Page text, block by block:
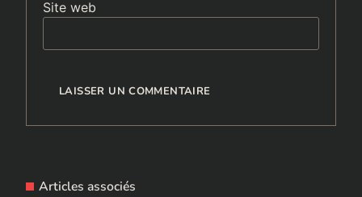
Site web
Articles associés